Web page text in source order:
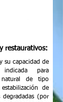
restaurativos:
su capacidad de
para
natural de tipo
de
degradadas (por